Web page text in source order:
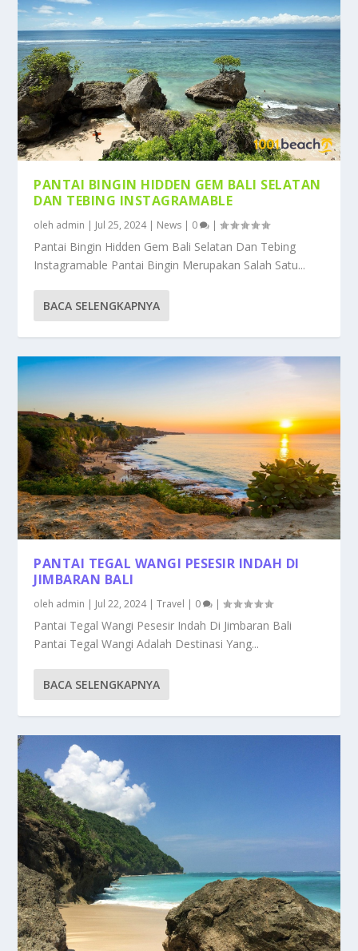
PANTAI BINGIN HIDDEN GEM BALI SELATAN
DAN TEBING INSTAGRAMABLE
oleh admin | Jul 25, 2024| News | 0 |
Pantai Bingin Hidden Gem Bali Selatan Dan Tebing
Instagramable Pantai Bingin Merupakan Salah Satu...
BACA SELENGKAPNYA
PANTAI TEGAL WANGI PESESIR INDAH DI
JIMBARAN BALI
oleh admin | Jul 22, 2024|Travel | 0 |
Pantai Tegal Wangi Pesesir Indah Di Jimbaran Bali
Pantai Tegal Wangi Adalah Destinasi Yang...
BACA SELENGKAPNYA